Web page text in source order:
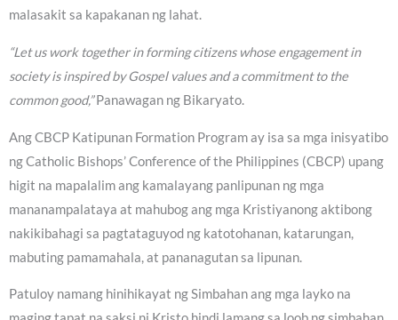
malasakit sa kapakanan ng lahat.
“Let us work together in forming citizens whose engagement in
society is inspired by Gospel values and a commitment to the
common good,”Panawagan ng Bikaryato.
Ang CBCP Katipunan Formation Program ay isa sa mga inisyatibo
ng Catholic Bishops’ Conference of the Philippines (CBCP) upang
higit na mapalalim ang kamalayang panlipunan ng mga
mananampalataya at mahubog ang mga Kristiyanong aktibong
nakikibahagi sa pagtataguyod ng katotohanan, katarungan,
mabuting pamamahala, at pananagutan sa lipunan.
Patuloy namang hinihikayat ng Simbahan ang mga layko na